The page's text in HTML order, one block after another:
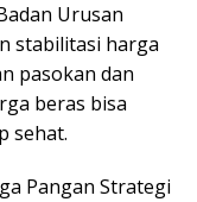
Urusan
stabilitasi harga
pasokan dan
beras bisa
sehat.
Pangan Strategi